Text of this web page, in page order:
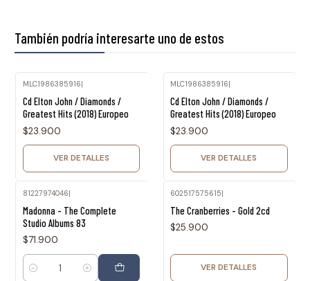
También podría interesarte uno de estos
MLC1986385916|
Cd Elton John / Diamonds /
Greatest Hits (2018) Europeo
$23.900
VER DETALLES
MLC1986385916|
Cd Elton John / Diamonds /
Greatest Hits (2018) Europeo
$23.900
VER DETALLES
81227974046|
Madonna - The Complete
Studio Albums 83
$71.900
Cantidad
602517575615|
The Cranberries - Gold 2cd
$25.900
VER DETALLES